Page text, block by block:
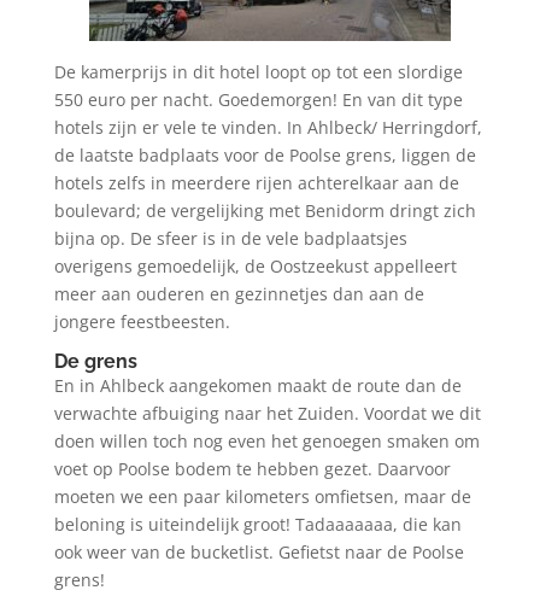
De kamerprijs in dit hotel loopt op tot een slordige
550 euro per nacht. Goedemorgen! En van dit type
hotels zijn er vele te vinden. In Ahlbeck/ Herringdorf,
de laatste badplaats voor de Poolse grens, liggen de
hotels zelfs in meerdere rijen achterelkaar aan de
boulevard; de vergelijking met Benidorm dringt zich
bijna op. De sfeer is in de vele badplaatsjes
overigens gemoedelijk, de Oostzeekust appelleert
meer aan ouderen en gezinnetjes dan aan de
jongere feestbeesten.
De grens
En in Ahlbeck aangekomen maakt de route dan de
verwachte afbuiging naar het Zuiden. Voordat we dit
doen willen toch nog even het genoegen smaken om
voet op Poolse bodem te hebben gezet. Daarvoor
moeten we een paar kilometers omfietsen, maar de
beloning is uiteindelijk groot! Tadaaaaaaa, die kan
ook weer van de bucketlist. Gefietst naar de Poolse
grens!